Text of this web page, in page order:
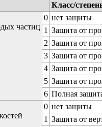
Класс/
частиц
0 нет защиты
1 Защита от
2 Защита от
3 Защита от
4 Защита от
5 Защита от
6 Полная
0 нет защиты
1 Защита от